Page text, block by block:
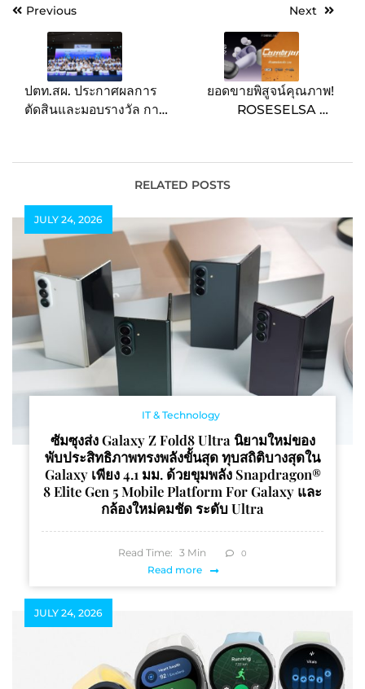
PostPrevious
ปตท.สผ. ประกาศผลการ
ตัดสินและมอบรางวัล การ
โครงการ PTTEP
Next
ยอดขายพิสูจน์คุณภาพ!
ROSESELSA ส่ง
ตัวรุ่นใหม่ “CAMBRIAN”
หูฟังครอบหูตัดเสียงรบกวน
ประเทศไทย
RELATED POSTS
JULY 24, 2026
IT & Technology
ซัมซุงส่ง Galaxy Z Fold8 Ultra นิยามใหม่ของ
พับประสิทธิภาพทรงพลังขั้นสุด ทุบสถิติบางสุดใน
Galaxy เพียง 4.1 มม. ด้วยขุมพลัง Snapdragon®
8 Elite Gen 5 Mobile Platform For Galaxy และ
กล้องใหม่คมชัด ระดับ Ultra
Read Time: 3 Min 0
Read more
JULY 24, 2026